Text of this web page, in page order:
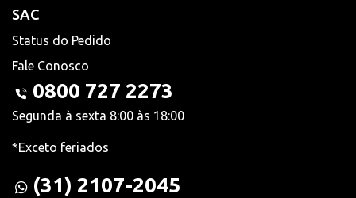
SAC
Status do Pedido
Fale Conosco
0800 727 2273
Segunda à sexta 8:00 às 18:00
*Exceto feriados
(31) 2107-2045